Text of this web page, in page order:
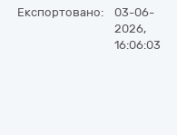
Експортовано:
03-06-
2026,
16:06:03